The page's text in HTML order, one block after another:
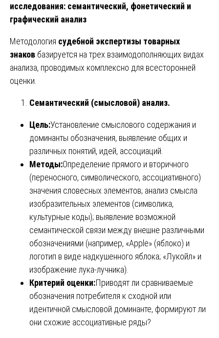
исследования: семантический, фонетический и
графический анализ
Методология судебной экспертизы товарных
знаков базируется на трех взаимодополняющих видах
анализа, проводимых комплексно для всесторонней
оценки.
Семантический (смысловой) анализ.
Цель:Установление смыслового содержания и
доминанты обозначения, выявление общих и
различных понятий, идей, ассоциаций.
Методы:Определение прямого и вторичного
(переносного, символического, ассоциативного)
значения словесных элементов; анализ смысла
изобразительных элементов (символика,
культурные коды); выявление возможной
семантической связи между внешне различными
обозначениями (например, «Apple» (яблоко) и
логотип в виде надкушенного яблока; «Лукойл» и
изображение лука-лучника).
Критерий оценки:Приводят ли сравниваемые
обозначения потребителя к сходной или
идентичной смысловой доминанте, формируют ли
они схожие ассоциативные ряды?